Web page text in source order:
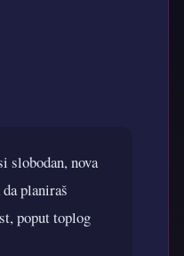
slobodan, nova
planiraš
poput toplog